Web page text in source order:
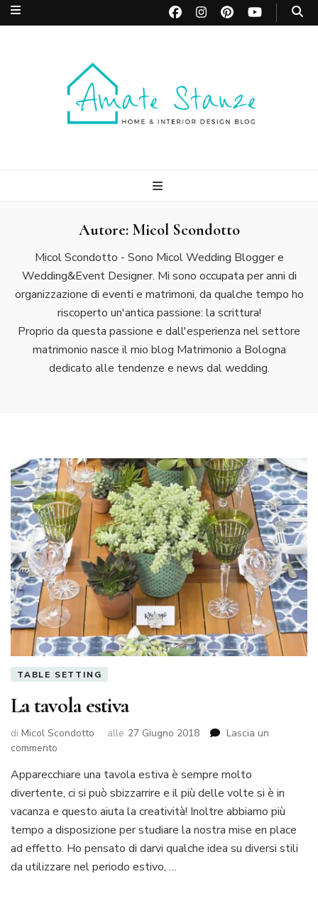
Blog
Autore: Micol Scondotto
Micol Scondotto - Sono Micol Wedding Blogger e
Wedding&Event Designer. Mi sono occupata per anni di
organizzazione di eventi e matrimoni, da qualche tempo ho
riscoperto un'antica passione: la scrittura!
Proprio da questa passione e dall'esperienza nel settore
matrimonio nasce il mio blog Matrimonio a Bologna
dedicato alle tendenze e news dal wedding.
TABLE SETTING
La tavola estiva
di Micol Scondotto alle 27 Giugno 2018
Lascia un
commento
tavola
estiva
Apparecchiare una tavola estiva è sempre molto
divertente, ci si può sbizzarrire e il più delle volte si è in
vacanza e questo aiuta la creatività! Inoltre abbiamo più
tempo a disposizione per studiare la nostra mise en place
ad effetto. Ho pensato di darvi qualche idea su diversi stili
da utilizzare nel periodo estivo, …